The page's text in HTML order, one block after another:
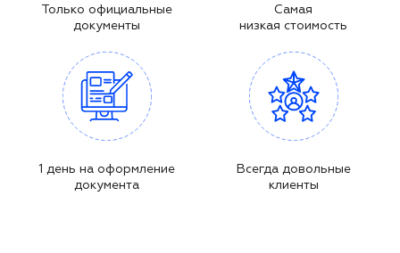
Только официальные
документы
Самая
низкая стоимость
1 день на оформление
документа
Всегда довольные
клиенты